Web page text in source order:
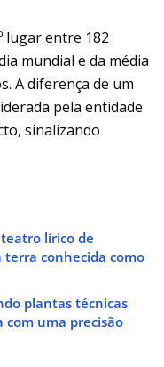
lugar entre 182
mundial e da média
A diferença de um
pela entidade
sinalizando
lírico de
conhecida como
plantas técnicas
com uma precisão